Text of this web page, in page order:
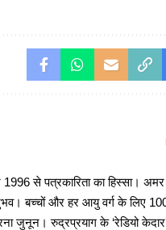
से पत्रकारिता का हिस्सा।
बच्चों और हर आयु वर्ग के लिए
जुनून। रुद्रप्रयाग के ‘रेडियो